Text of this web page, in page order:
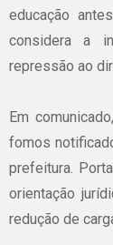
educação
considera a
repressão ao
Em
fomos
prefeitura.
orientação
redução de